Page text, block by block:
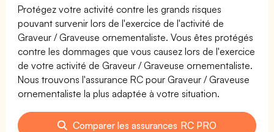
Protégez votre activité contre les grands risques
pouvant survenir lors de l'exercice de l'activité de
Graveur / Graveuse ornementaliste. Vous êtes protégés
contre les dommages que vous causez lors de l'exercice
de votre activité de Graveur / Graveuse ornementaliste.
Nous trouvons l'assurance RC pour Graveur / Graveuse
ornementaliste la plus adaptée à votre situation.
Comparer les assurances RC PRO